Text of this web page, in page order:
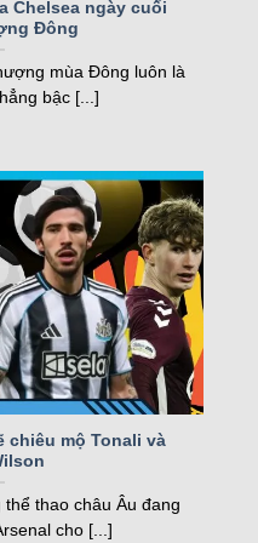
Women
1
định vị thế của
của Kqbd – Kết
bật của kqbd
năng vượt trội, đáp
mộ và cược thủ.
Chelsea ngày cuối
Đông
mùa Đông luôn là
bậc [...]
chiêu mộ Tonali và
thao châu Âu đang
cho [...]